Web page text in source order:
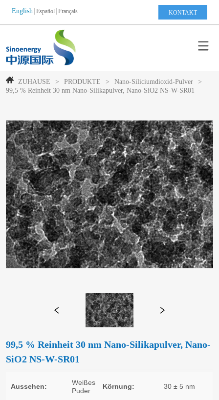
English Español Français KONTAKT
ZUHAUSE > PRODUKTE > Nano-Siliciumdioxid-Pulver
>
99,5 % Reinheit 30 nm Nano-Silikapulver, Nano-SiO2 NS-W-SR01
99,5 % Reinheit 30 nm Nano-Silikapulver, Nano-
SiO2 NS-W-SR01